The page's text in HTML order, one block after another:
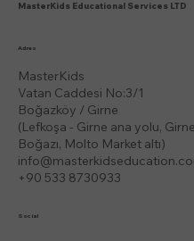
MasterKids Educational Services LTD
MasterKids
Vatan Caddesi No:3/1
Boğazköy / Girne
(Lefkoşa - Girne ana yolu, Girne
Boğazı, Molto Market altı)
+90 533 8730933
Adres
Social